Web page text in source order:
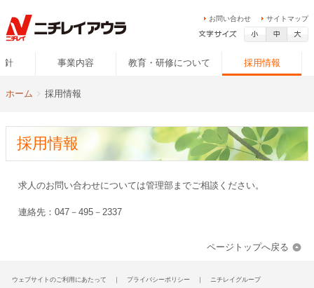
サイトマップ
お問い合わせ
針 事業内容 教育・研修について 採用情報
Breadcrumbs
You
ホーム 採用情報
採用情報
求人のお問い合わせについては管理部までご相談ください。
連絡先：047－495－2337
ページトップへ戻る
ウェブサイトのご利用にあたって ｜ プライバシーポリシー ｜
ニチレイグループ